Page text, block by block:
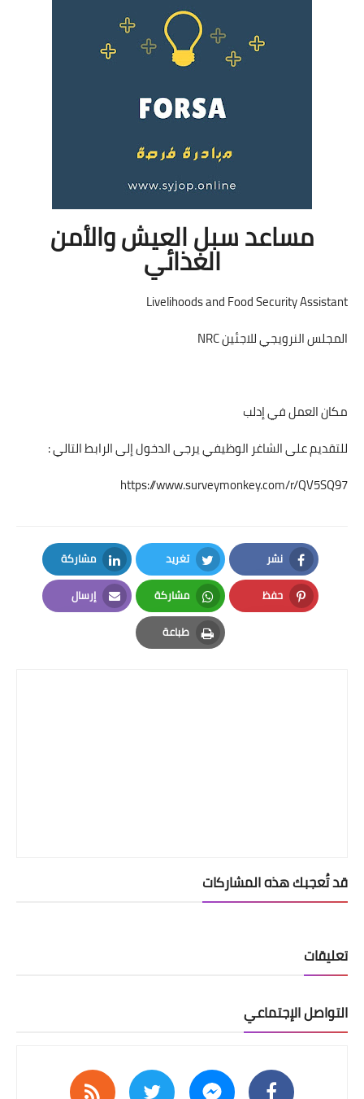
مساعد سبل العيش والأمن
الغذائي
Livelihoods and Food Security Assistant
المجلس النرويجي للاجئين NRC
مكان العمل في إدلب
للتقديم على الشاغر الوظيفي يرجى الدخول إلى الرابط التالي :
https://www.surveymonkey.com/r/QV5SQ97
نشر
Facebook
تغريد
Twitter
مشاركة
LinkedIn
حفظ
Pinterest
مشاركة
Whatsapp
إرسال
Email
طباعة
Print
قد تُعجبك هذه المشاركات
تعليقات
التواصل الإجتماعي